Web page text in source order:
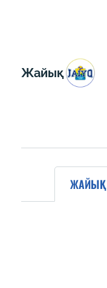
Жайық
ЖАЙЫҚ